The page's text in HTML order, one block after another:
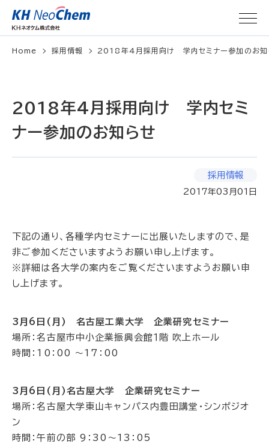
Home 採用情報 2018年4月採用向け 学内セミナー参加のお知
2018年4月採用向け 学内セミ
ナー参加のお知らせ
採用情報
2017年03月01日
下記の通り、各種学内セミナーに出展いたしますので、是
非ご参加くださいますようお願い申し上げます。
※詳細は各大学の案内をご覧くださいますようお願い申
し上げます。
3月6日(月) 名古屋工業大学 企業研究セミナー
場所：名古屋市中小企業振興会館１階 吹上ホール
時間：10：00 ～17：00
3月6日(月)名古屋大学 企業研究セミナー
場所：名古屋大学東山キャンパス内豊田講堂・シンポジオ
ン
時間：午前の部 9：30～13：05